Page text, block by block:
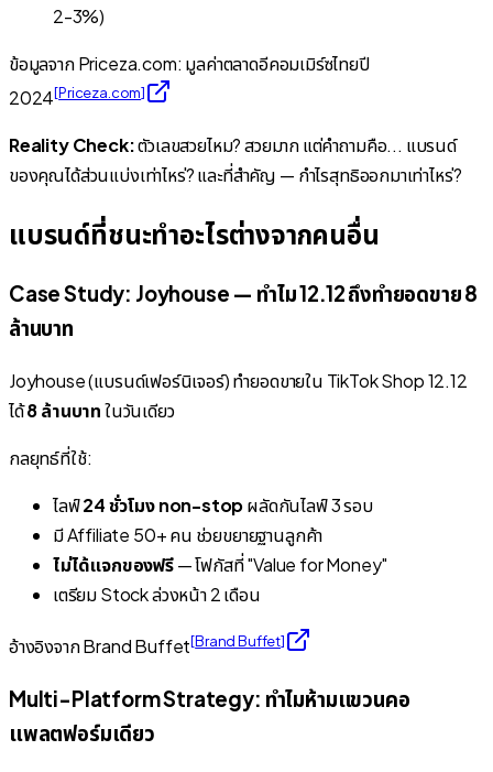
2-3%)
ข้อมูลจาก Priceza.com: มูลค่าตลาดอีคอมเมิร์ซไทยปี
2024[Priceza.com]
Reality Check:ตัวเลขสวยไหม? สวยมาก แต่คำถามคือ... แบรนด์
ของคุณได้ส่วนแบ่งเท่าไหร่? และที่สำคัญ — กำไรสุทธิออกมาเท่าไหร่?
แบรนด์ที่ชนะทำอะไรต่างจากคนอื่น
Case Study: Joyhouse — ทำไม 12.12 ถึงทำยอดขาย 8
ล้านบาท
Joyhouse (แบรนด์เฟอร์นิเจอร์) ทำยอดขายใน TikTok Shop 12.12
ได้8 ล้านบาทในวันเดียว
กลยุทธ์ที่ใช้:
ไลฟ์24 ชั่วโมง non-stopผลัดกันไลฟ์ 3 รอบ
มี Affiliate 50+ คน ช่วยขยายฐานลูกค้า
ไม่ได้แจกของฟรี— โฟกัสที่ "Value for Money"
เตรียม Stock ล่วงหน้า 2 เดือน
อ้างอิงจาก Brand Buffet[Brand Buffet]
Multi-Platform Strategy: ทำไมห้ามแขวนคอ
แพลตฟอร์มเดียว